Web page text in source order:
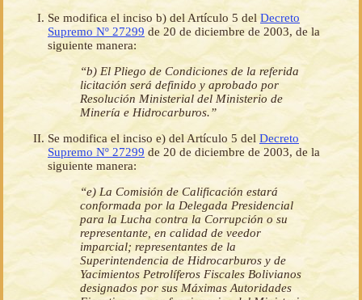
Se modifica el inciso b) del Artículo 5 del Decreto
Supremo Nº 27299 de 20 de diciembre de 2003, de la
siguiente manera:
“b) El Pliego de Condiciones de la referida
licitación será definido y aprobado por
Resolución Ministerial del Ministerio de
Minería e Hidrocarburos.”
Se modifica el inciso e) del Artículo 5 del Decreto
Supremo Nº 27299 de 20 de diciembre de 2003, de la
siguiente manera:
“e) La Comisión de Calificación estará
conformada por la Delegada Presidencial
para la Lucha contra la Corrupción o su
representante, en calidad de veedor
imparcial; representantes de la
Superintendencia de Hidrocarburos y de
Yacimientos Petrolíferos Fiscales Bolivianos
designados por sus Máximas Autoridades